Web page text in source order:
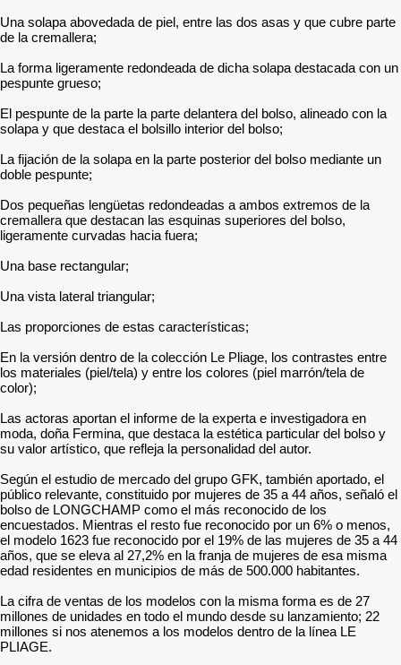
Una solapa abovedada de piel, entre las dos asas y que cubre parte
de la cremallera;
La forma ligeramente redondeada de dicha solapa destacada con un
pespunte grueso;
El pespunte de la parte la parte delantera del bolso, alineado con la
solapa y que destaca el bolsillo interior del bolso;
La fijación de la solapa en la parte posterior del bolso mediante un
doble pespunte;
Dos pequeñas lengüetas redondeadas a ambos extremos de la
cremallera que destacan las esquinas superiores del bolso,
ligeramente curvadas hacia fuera;
Una base rectangular;
Una vista lateral triangular;
Las proporciones de estas características;
En la versión dentro de la colección Le Pliage, los contrastes entre
los materiales (piel/tela) y entre los colores (piel marrón/tela de
color);
Las actoras aportan el informe de la experta e investigadora en
moda, doña Fermina, que destaca la estética particular del bolso y
su valor artístico, que refleja la personalidad del autor.
Según el estudio de mercado del grupo GFK, también aportado, el
público relevante, constituido por mujeres de 35 a 44 años, señaló el
bolso de LONGCHAMP como el más reconocido de los
encuestados. Mientras el resto fue reconocido por un 6% o menos,
el modelo 1623 fue reconocido por el 19% de las mujeres de 35 a 44
años, que se eleva al 27,2% en la franja de mujeres de esa misma
edad residentes en municipios de más de 500.000 habitantes.
La cifra de ventas de los modelos con la misma forma es de 27
millones de unidades en todo el mundo desde su lanzamiento; 22
millones si nos atenemos a los modelos dentro de la línea LE
PLIAGE.